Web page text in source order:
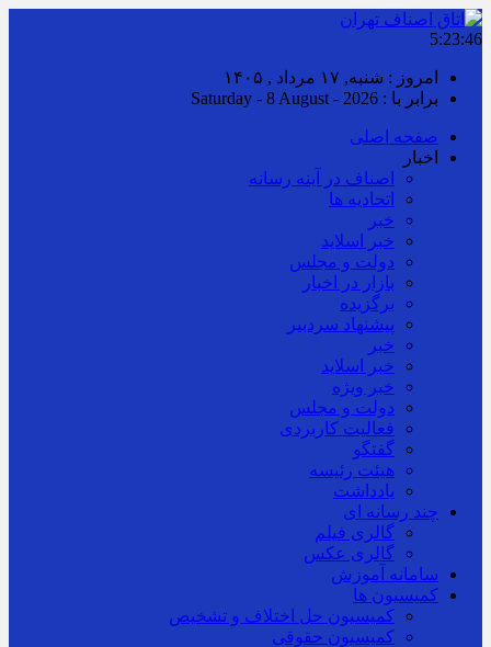
5:23:47
امروز : شنبه, ۱۷ مرداد , ۱۴۰۵
برابر با : Saturday - 8 August - 2026
صفحه اصلی
اخبار
اصناف در آینه رسانه
اتحادیه ها
خبر
خبر اسلايد
دولت و مجلس
بازار در اخبار
برگزیده
پیشنهاد سردبیر
خبر
خبر اسلايد
خبر ویژه
دولت و مجلس
فعالیت کاربردی
گفتگو
هیئت رئیسه
یادداشت
چند رسانه ای
گالری فیلم
گالری عکس
سامانه آموزش
کمیسیون ها
کمیسیون حل اختلاف و تشخیص
کمیسیون حقوقی